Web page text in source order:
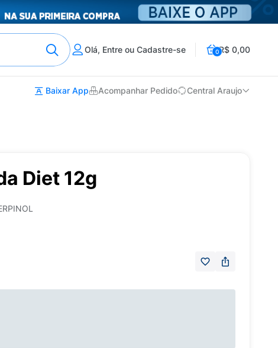
Olá, Entre ou Cadastre-se 0R$ 0,00
Baixar App Acompanhar Pedido Central Araujo
Diet 12g